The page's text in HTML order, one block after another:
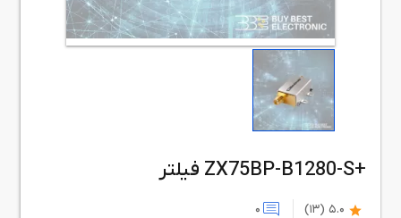
فیلتر ZX75BP-B1280-S+
5.0
(13)
0